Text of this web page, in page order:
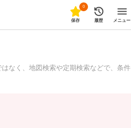
0
保存 履歴 メニュー
なく、地図検索や定期検索などで、条件